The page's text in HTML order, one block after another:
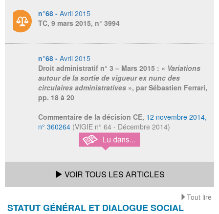
n°68 - Avril 2015
TC, 9 mars 2015, n° 3994
n°68 - Avril 2015
Droit administratif n° 3 – Mars 2015 : « Variations
autour de la sortie de vigueur ex nunc des
circulaires administratives », par Sébastien Ferrari,
pp. 18 à 20
Commentaire de la décision CE, 12 novembre 2014,
n° 360264(VIGIE n° 64 - Décembre 2014)
VOIR TOUS LES ARTICLES
Tout lire
STATUT GÉNÉRAL ET DIALOGUE SOCIAL